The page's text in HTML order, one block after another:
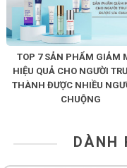
TOP 7 SẢN PHẨM GIẢM
HIỆU QUẢ CHO NGƯỜI
THÀNH ĐƯỢC NHIỀU
CHUỘNG
DÀNH